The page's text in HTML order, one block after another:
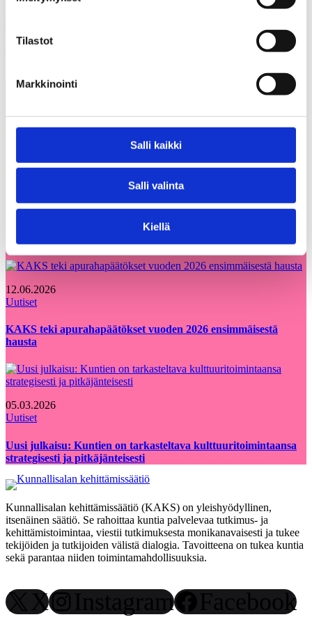
Tilastot
Markkinointi
Salli kaikki
Salli valinta
Kiellä
Share on LinkedIn
Email this Page
näistä
ajankohtaiset
Uutiset
Etsimme Kunnallisalan kehittämissäätiölle
12.06.2026
Uutiset
KAKS teki apurahapäätökset vuoden 2026 ensimmäisestä
hausta
05.03.2026
Uutiset
Uusi julkaisu: Kuntien on tarkasteltava kulttuuritoimintaansa
strategisesti ja pitkäjänteisesti
Kunnallisalan kehittämissäätiö (KAKS) on yleishyödyllinen,
itsenäinen säätiö. Se rahoittaa kuntia palvelevaa tutkimus- ja
kehittämistoimintaa, viestii tutkimuksesta monikanavaisesti ja tukee
tekijöiden ja tutkijoiden välistä dialogia. Tavoitteena on tukea kuntia
sekä parantaa niiden toimintamahdollisuuksia.
X Instagram Facebook